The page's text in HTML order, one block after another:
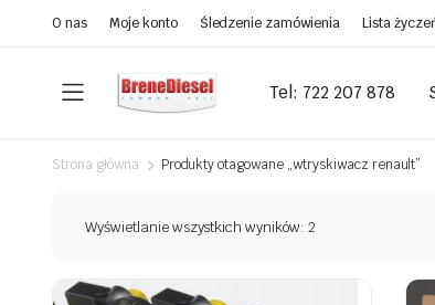
O nas Moje konto Śledzenie zamówienia Lista
Tel: 722 207 878
Strona główna Produkty otagowane „wtryskiwacz renault”
Wyświetlanie wszystkich wyników: 2